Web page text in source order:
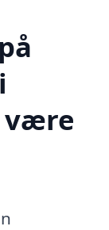
være